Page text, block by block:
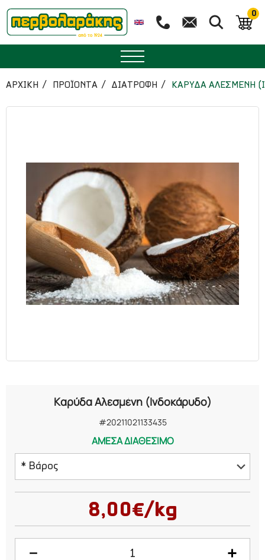
0
ΜΠΑΧΑΡΙΚΑ
ΒΟΤΑΝΑ
ΔΙΑΤΡΟΦΗ
ΖΑΧΑΡΟΠΛΑΣΤΙΚΗ
ΑΙΘΕΡΙΑ ΕΛΑΙΑ
ΕΛΑΙΑ
ΑΡΧΙΚΉ ΠΡΟΪΟΝΤΑ ΔΙΑΤΡΟΦΗ ΚΑΡΥΔΑ ΑΛΕΣΜΕΝΗ
Καρύδα Αλεσμένη (Ινδοκάρυδο)
#20211021133435
ΑΜΕΣΑ ΔΙΑΘΕΣΙΜΟ
* Βάρος
250 γραμμάρια
500 γραμμάρια8,00€/kg